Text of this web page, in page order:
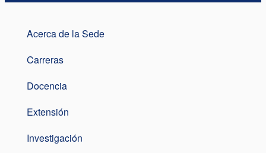
Acerca de la Sede
Carreras
Docencia
Extensión
Investigación